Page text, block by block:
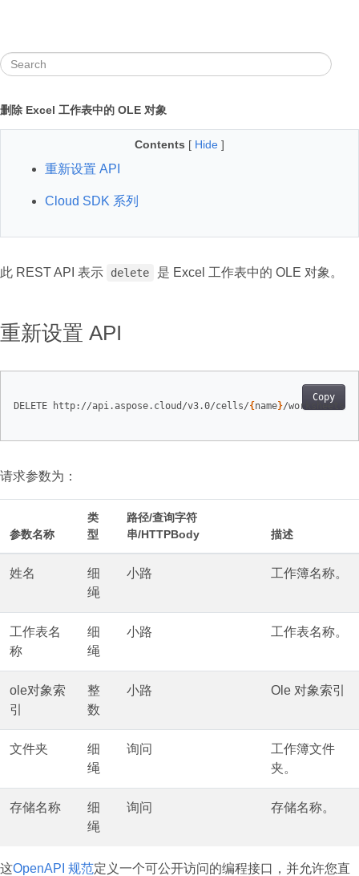
删除 Excel 工作表中的 OLE 对象
Contents [ Hide ]
重新设置 API
Cloud SDK 系列
此 REST API 表示 delete 是 Excel 工作表中的 OLE 对象。
重新设置 API
Copy
DELETE http://api.aspose.cloud/v3.0/cells/{ name}/worksheets/
请求参数为：
参数名称
类
型
路径/查询字符
串/HTTPBody
描述
姓名
细
绳
小路 工作簿名称。
工作表名
称
细
绳
小路 工作表名称。
ole对象索
引
整
数
小路 Ole 对象索引
文件夹
细
绳
询问
工作簿文件
夹。
存储名称
细
绳
询问 存储名称。
这OpenAPI 规范定义一个可公开访问的编程接口，并允许您直